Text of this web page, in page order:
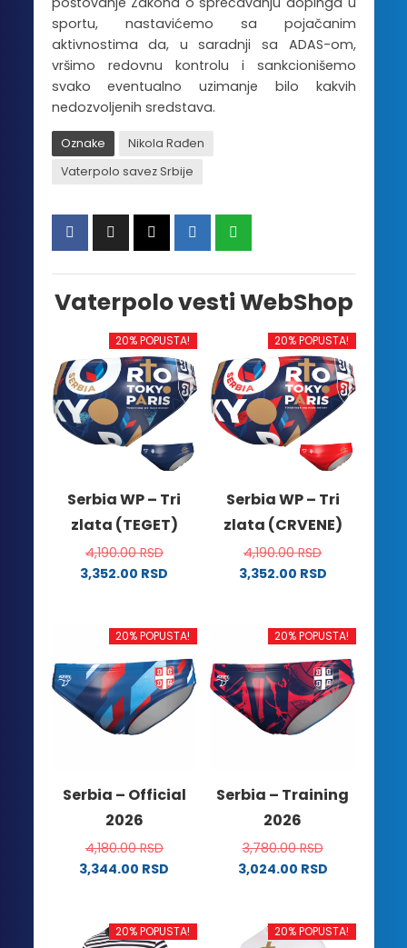
sportu, nastavićemo sa pojačanim
aktivnostima da, u saradnji sa ADAS-om,
vršimo redovnu kontrolu i sankcionišemo
svako eventualno uzimanje bilo kakvih
nedozvoljenih sredstava.
Oznake
Nikola Rađen
Vaterpolo savez Srbije
Vaterpolo vesti WebShop
20% POPUSTA!
Serbia WP – Tri
zlata (TEGET)
4,190.00RSD
3,352.00 RSD
ima
varijanti.
Opcije
mogu
biti
stranici
proizvoda.
20% POPUSTA!
Serbia WP – Tri
zlata (CRVENE)
4,190.00RSD
3,352.00 RSD
ima
varijanti.
Opcije
mogu
biti
stranici
proizvoda.
20% POPUSTA!
Serbia – Official
2026
4,180.00RSD
3,344.00 RSD
ima
20% POPUSTA!
Serbia – Training
2026
3,780.00RSD
3,024.00 RSD
ima
20% POPUSTA! 20% POPUSTA!